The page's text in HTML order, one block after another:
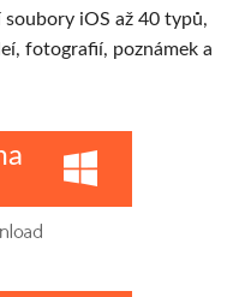
iOS až 40 typů,
fotografií, poznámek a